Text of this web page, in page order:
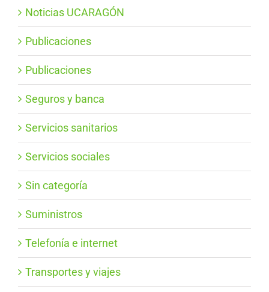
Noticias UCARAGÓN
Publicaciones
Publicaciones
Seguros y banca
Servicios sanitarios
Servicios sociales
Sin categoría
Suministros
Telefonía e internet
Transportes y viajes